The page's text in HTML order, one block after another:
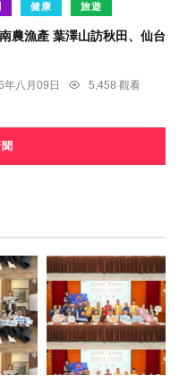
健康 旅遊
農漁產 葉澤山訪秋田、仙台
年八月09日
5,458 觀看